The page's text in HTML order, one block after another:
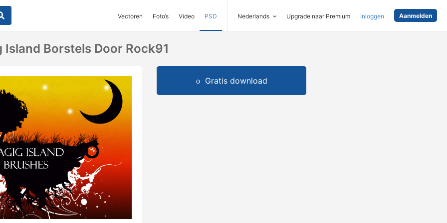
Vectoren Foto‘s Video PSD Nederlands Upgrade naar Premium Inloggen Aanmelden
Borstels Door Rock91
Gratis download